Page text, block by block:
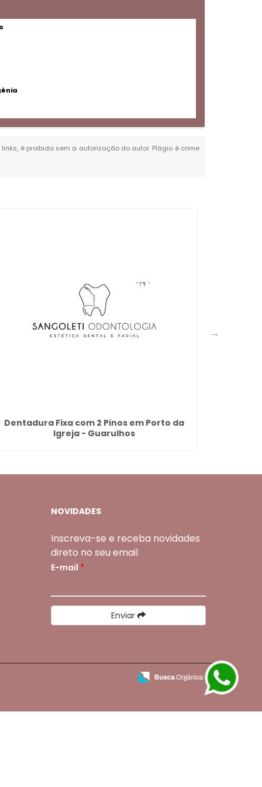
é proibida sem a autorização do autor. Plágio é crime
Dentadura Fixa com 2 Pinos em Porto da
Igreja - Guarulhos
NOVIDADES
Inscreva-se e receba novidades
direto no seu email
E-mail *
Enviar